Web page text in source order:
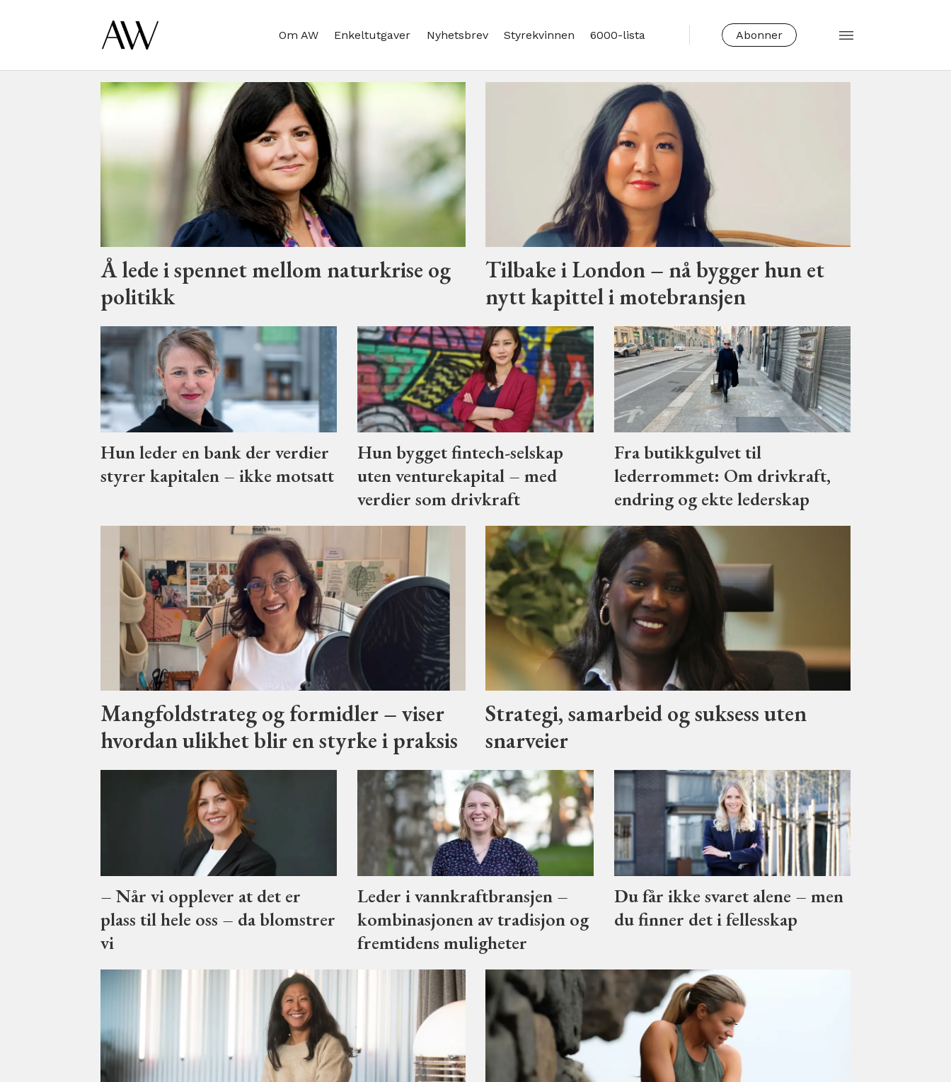
Om AW Enkeltutgaver Nyhetsbrev Styrekvinnen 6000-lista Abonner
Å lede i spennet mellom naturkrise og
politikk
Tilbake i London – nå bygger hun et
nytt kapittel i motebransjen
Hun leder en bank der verdier
styrer kapitalen – ikke motsatt
Hun bygget fintech-selskap
uten venturekapital – med
verdier som drivkraft
Fra butikkgulvet til
lederrommet: Om drivkraft,
endring og ekte lederskap
Mangfoldstrateg og formidler – viser
hvordan ulikhet blir en styrke i praksis
Strategi, samarbeid og suksess uten
snarveier
– Når vi opplever at det er
plass til hele oss – da blomstrer
vi
Leder i vannkraftbransjen –
kombinasjonen av tradisjon og
fremtidens muligheter
Du får ikke svaret alene – men
du finner det i fellesskap